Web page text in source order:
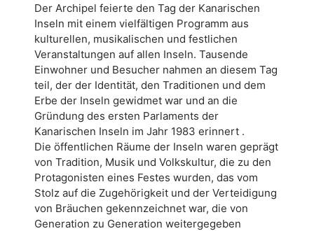
Der Archipel feierte den Tag der Kanarischen
Inseln mit einem vielfältigen Programm aus
kulturellen, musikalischen und festlichen
Veranstaltungen auf allen Inseln. Tausende
Einwohner und Besucher nahmen an diesem Tag
teil, der der Identität, den Traditionen und dem
Erbe der Inseln gewidmet war und an die
Gründung des ersten Parlaments der
Kanarischen Inseln im Jahr 1983 erinnert .
Die öffentlichen Räume der Inseln waren geprägt
von Tradition, Musik und Volkskultur, die zu den
Protagonisten eines Festes wurden, das vom
Stolz auf die Zugehörigkeit und der Verteidigung
von Bräuchen gekennzeichnet war, die von
Generation zu Generation weitergegeben